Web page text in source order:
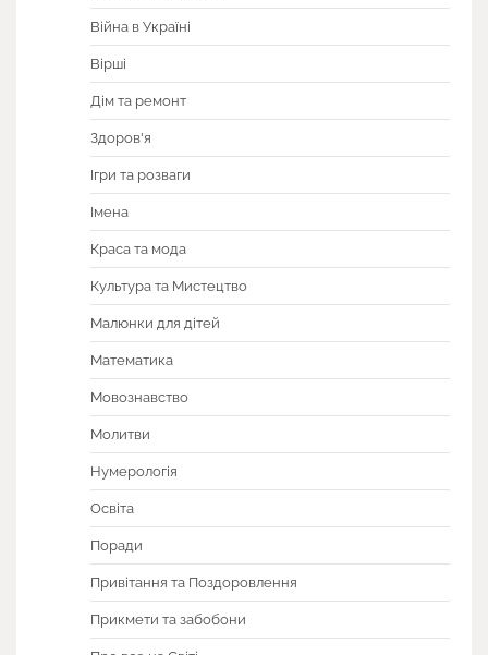
Війна в Україні
Вірші
Дім та ремонт
Здоров'я
Ігри та розваги
Імена
Краса та мода
Культура та Мистецтво
Малюнки для дітей
Математика
Мовознавство
Молитви
Нумерологія
Освіта
Поради
Привітання та Поздоровлення
Прикмети та забобони